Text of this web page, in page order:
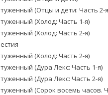
(Отцы и дети: Часть 2-
(Холод: Часть 1-я)
(Холод: Часть 2-я)
(Холод: Часть 2-я)
(Дура Лекс: Часть 1-я)
(Дура Лекс: Часть 2-я)
(Сорок восемь часов.